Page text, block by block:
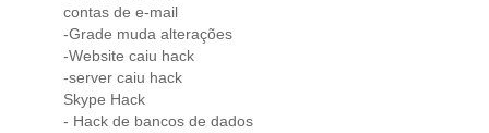
contas de e-mail
-Grade muda alterações
-Website caiu hack
-server caiu hack
Skype Hack
- Hack de bancos de dados